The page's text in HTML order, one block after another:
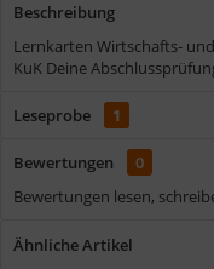
Beschreibung
Lernkarten Wirtschafts-
KuK Deine
Leseprobe 1
Bewertungen
0
Bewertungen lesen,
Ähnliche Artikel